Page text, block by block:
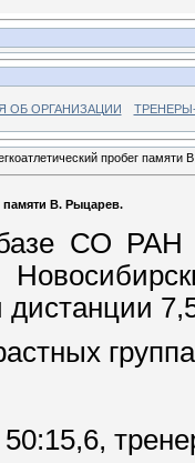
ОБ ОРГАНИЗАЦИИ
пробег памяти
памяти В. Рыцарев.
СО РАН